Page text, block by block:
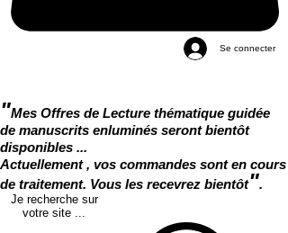
Se connecter
"Mes Offres de Lecture thématique guidée
de manuscrits enluminés seront bientôt
disponibles ...
Actuellement , vos commandes sont en cours
de traitement. Vous les recevrez bientôt".
Je recherche sur
votre site ...